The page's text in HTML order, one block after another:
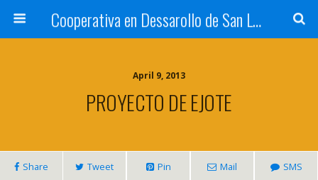
Cooperativa en Dessarollo de San Luis
April 9, 2013
PROYECTO DE EJOTE
Share Tweet Pin Mail SMS